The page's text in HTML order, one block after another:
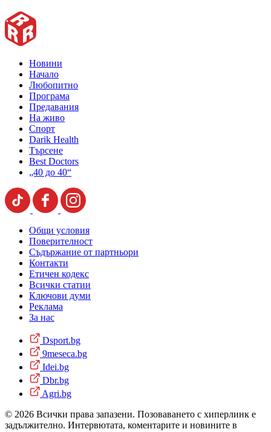
Новини
Начало
Любопитно
Програма
Предавания
На живо
Спорт
Darik Health
Търсене
Best Doctors
„40 до 40“
Общи условия
Поверителност
Съдържание от партньори
Контакти
Етичен кодекс
Всички статии
Ключови думи
Реклама
За нас
Dsport.bg
9meseca.bg
Idei.bg
Dbr.bg
Agri.bg
© 2026 Всички права запазени. Позоваването с хиперлинк е
задължително. Интервютата, коментарите и новините в